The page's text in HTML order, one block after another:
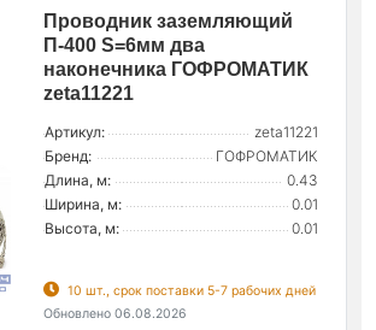
Проводник заземляющий
П-400 S=6мм два
наконечника ГОФРОМАТИК
zeta11221
Артикул:
zeta11221
Бренд:
ГОФРОМАТИК
Длина, м:
0.43
Ширина, м:
0.01
Высота, м:
0.01
10 шт., срок поставки 5-7 рабочих дней
Обновлено 06.08.2026